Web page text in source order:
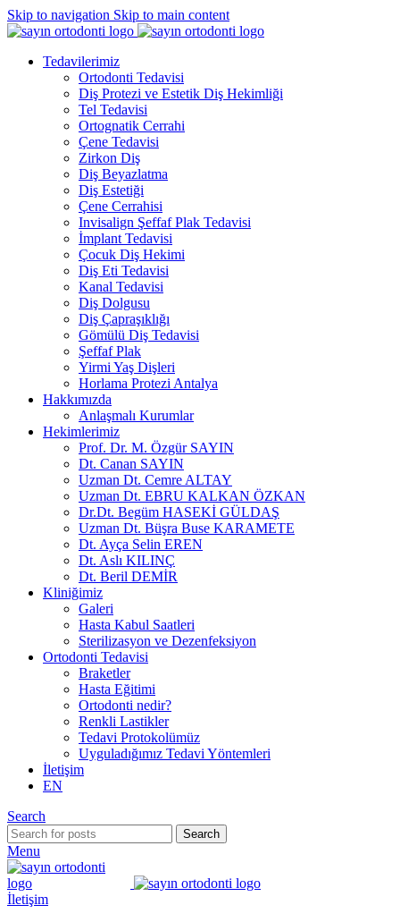
Skip to navigation Skip to main content
Tedavilerimiz
Ortodonti Tedavisi
Diş Protezi ve Estetik Diş Hekimliği
Tel Tedavisi
Ortognatik Cerrahi
Çene Tedavisi
Zirkon Diş
Diş Beyazlatma
Diş Estetiği
Çene Cerrahisi
Invisalign Şeffaf Plak Tedavisi
İmplant Tedavisi
Çocuk Diş Hekimi
Diş Eti Tedavisi
Kanal Tedavisi
Diş Dolgusu
Diş Çapraşıklığı
Gömülü Diş Tedavisi
Şeffaf Plak
Yirmi Yaş Dişleri
Horlama Protezi Antalya
Hakkımızda
Anlaşmalı Kurumlar
Hekimlerimiz
Prof. Dr. M. Özgür SAYIN
Dt. Canan SAYIN
Uzman Dt. Cemre ALTAY
Uzman Dt. EBRU KALKAN ÖZKAN
Dr.Dt. Begüm HASEKİ GÜLDAŞ
Uzman Dt. Büşra Buse KARAMETE
Dt. Ayça Selin EREN
Dt. Aslı KILINÇ
Dt. Beril DEMİR
Kliniğimiz
Galeri
Hasta Kabul Saatleri
Sterilizasyon ve Dezenfeksiyon
Ortodonti Tedavisi
Braketler
Hasta Eğitimi
Ortodonti nedir?
Renkli Lastikler
Tedavi Protokolümüz
Uyguladığımız Tedavi Yöntemleri
İletişim
EN
Search
Search
Menu
İletişim